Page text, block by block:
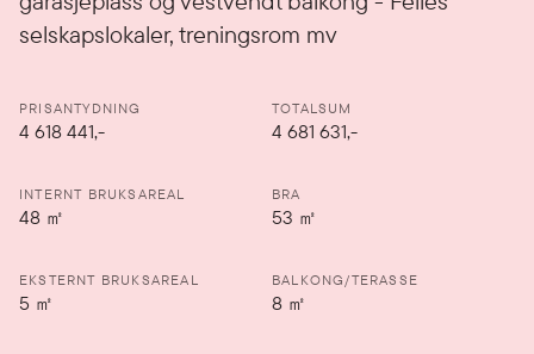
selskapslokaler, treningsrom mv
PRISANTYDNING
4 618 441,-
TOTALSUM
4 681 631,-
INTERNT BRUKSAREAL
48 ㎡
BRA
53 ㎡
EKSTERNT BRUKSAREAL
5 ㎡
BALKONG/TERASSE
8 ㎡